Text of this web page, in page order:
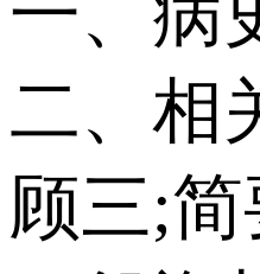
一、病
二、相
顾三;简